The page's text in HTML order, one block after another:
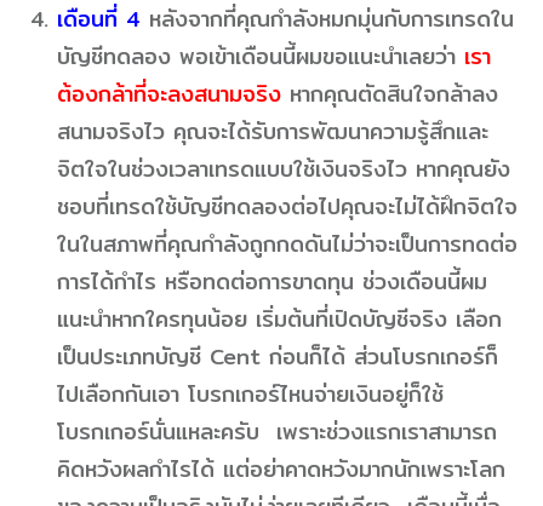
เดือนที่ 4 หลังจากที่คุณกำลังหมกมุ่นกับการเทรดใน
บัญชีทดลอง พอเข้าเดือนนี้ผมขอแนะนำเลยว่า เรา
ต้องกล้าที่จะลงสนามจริง หากคุณตัดสินใจกล้าลง
สนามจริงไว คุณจะได้รับการพัฒนาความรู้สึกและ
จิตใจในช่วงเวลาเทรดแบบใช้เงินจริงไว หากคุณยัง
ชอบที่เทรดใช้บัญชีทดลองต่อไปคุณจะไม่ได้ฝึกจิตใจ
ในในสภาพที่คุณกำลังถูกกดดันไม่ว่าจะเป็นการทดต่อ
การได้กำไร หรือทดต่อการขาดทุน ช่วงเดือนนี้ผม
แนะนำหากใครทุนน้อย เริ่มต้นที่เปิดบัญชีจริง เลือก
เป็นประเภทบัญชี Cent ก่อนก็ได้ ส่วนโบรกเกอร์ก็
ไปเลือกกันเอา โบรกเกอร์ไหนจ่ายเงินอยู่ก็ใช้
โบรกเกอร์นั่นแหละครับ เพราะช่วงแรกเราสามารถ
คิดหวังผลกำไรได้ แต่อย่าคาดหวังมากนักเพราะโลก